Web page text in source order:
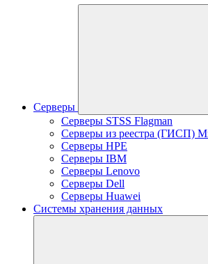
Серверы
Серверы STSS Flagman
Серверы из реестра (ГИСП)
Серверы HPE
Серверы IBM
Серверы Lenovo
Серверы Dell
Серверы Huawei
Системы хранения данных